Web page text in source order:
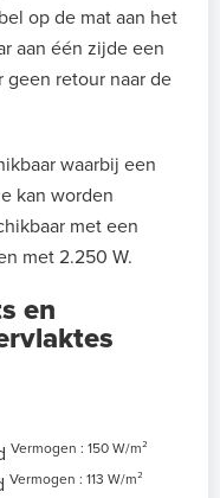
op de mat aan het
aan één zijde een
retour naar de
waarbij een
kan worden
met een
met 2.250 W.
en
Vermogen : 150 W/m²
Vermogen : 113 W/m²